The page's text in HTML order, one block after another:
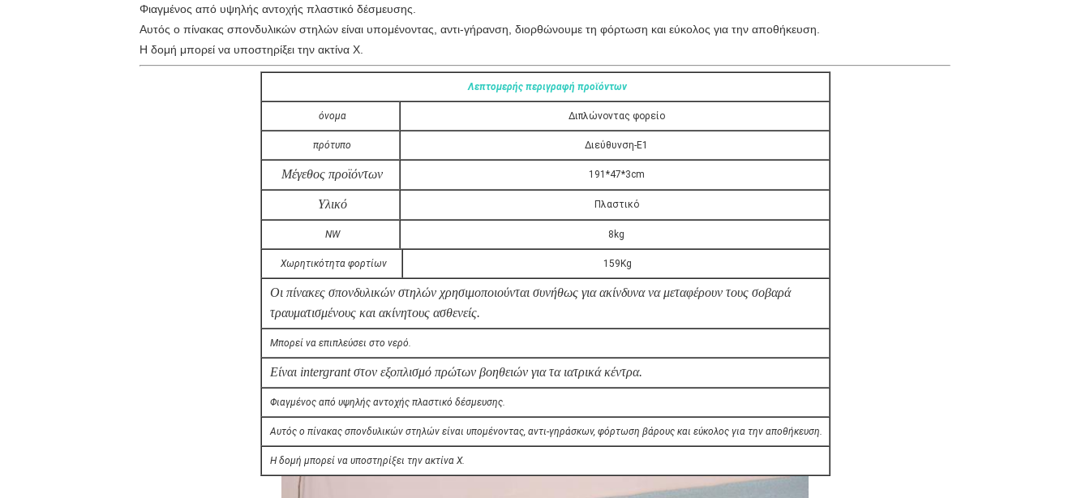
Φιαγμένος από υψηλής αντοχής πλαστικό δέσμευσης.
Αυτός ο πίνακας σπονδυλικών στηλών είναι υπομένοντας, αντι-γήρανση, διορθώνουμε τη φόρτωση και εύκολος για την αποθήκευση.
Η δομή μπορεί να υποστηρίξει την ακτίνα X.
Λεπτομερής περιγραφή προϊόντων
όνομα Διπλώνοντας φορείο
πρότυπο Διεύθυνση-E1
Μέγεθος προϊόντων 191*47*3cm
Υλικό Πλαστικό
NW 8kg
Χωρητικότητα φορτίων 159Kg
Οι πίνακες σπονδυλικών στηλών χρησιμοποιούνται συνήθως για ακίνδυνα να μεταφέρουν τους σοβαρά
τραυματισμένους και ακίνητους ασθενείς.
Μπορεί να επιπλεύσει στο νερό.
Είναι intergrant στον εξοπλισμό πρώτων βοηθειών για τα ιατρικά κέντρα.
Φιαγμένος από υψηλής αντοχής πλαστικό δέσμευσης.
Αυτός ο πίνακας σπονδυλικών στηλών είναι υπομένοντας, αντι-γηράσκων, φόρτωση βάρους και εύκολος για την αποθήκευση.
Η δομή μπορεί να υποστηρίξει την ακτίνα X.